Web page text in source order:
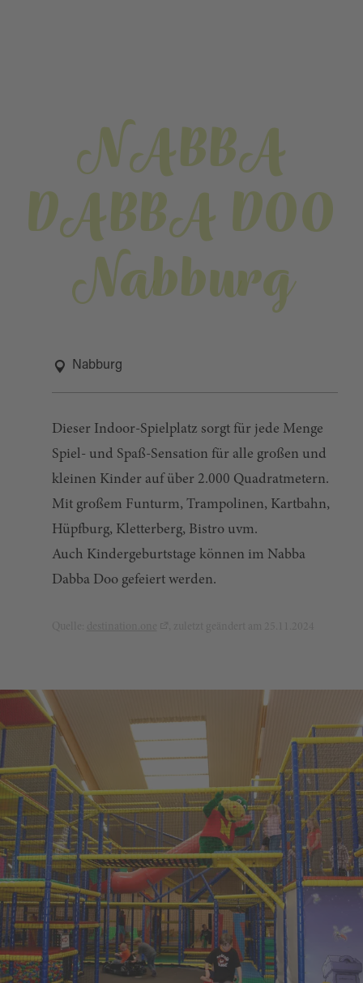
NABBA
DABBA DOO
Nabburg
Nabburg
Dieser Indoor-Spielplatz sorgt für jede Menge
Spiel- und Spaß-Sensation für alle großen und
kleinen Kinder auf über 2.000 Quadratmetern.
Mit großem Funturm, Trampolinen, Kartbahn,
Hüpfburg, Kletterberg, Bistro uvm.
Auch Kindergeburtstage können im Nabba
Dabba Doo gefeiert werden.